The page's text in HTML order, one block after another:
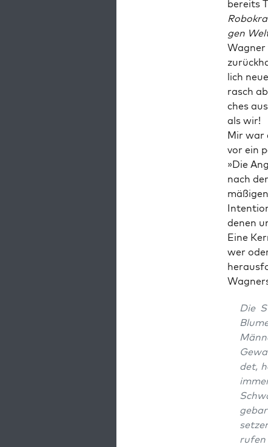
bereits
gen
Wag­ner
lich
rasch
ches
als wir!
Mir war
vor ein
»Die
nach
denen
Eine
wer
Die
det,
rufen